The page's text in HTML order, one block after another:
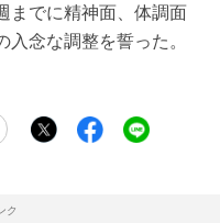
までに精神面、体調面
念な調整を誓った。
ク